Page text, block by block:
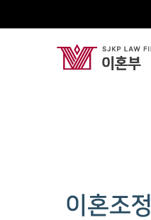
이혼조정